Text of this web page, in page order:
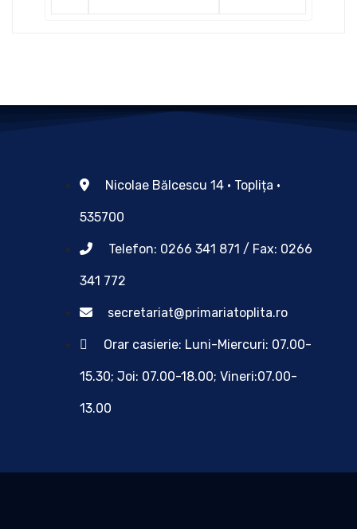
Nicolae Bălcescu 14 • Toplița •
535700
Telefon: 0266 341 871 / Fax: 0266
341 772
secretariat@primariatoplita.ro
Orar casierie: Luni-Miercuri: 07.00-
15.30; Joi: 07.00-18.00; Vineri:07.00-
13.00